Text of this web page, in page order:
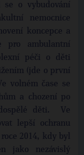
se o vybudování
nemocnice
koncepce a
pro ambulantní
péči o děti
(jde o první
volném čase se
a chození po
děti. Ve
lepší ochranu
2014, kdy byl
jako nezávislý